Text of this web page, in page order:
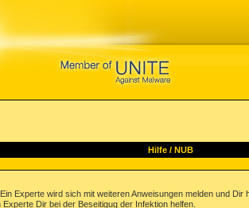
Hilfe/ NUB
Experte wird sich mit weiteren Anweisungen melden und
Dir bei der Beseitigug der Infektion helfen.